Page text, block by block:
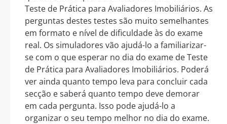
Teste de Prática para Avaliadores Imobiliários. As
perguntas destes testes são muito semelhantes
em formato e nível de dificuldade às do exame
real. Os simuladores vão ajudá-lo a familiarizar-
se com o que esperar no dia do exame de Teste
de Prática para Avaliadores Imobiliários. Poderá
ver ainda quanto tempo leva para concluir cada
secção e saberá quanto tempo deve demorar
em cada pergunta. Isso pode ajudá-lo a
organizar o seu tempo melhor no dia do exame.